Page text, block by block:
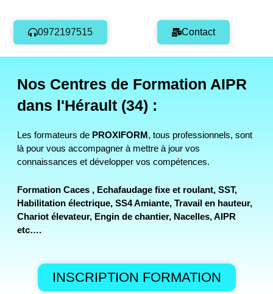
0972197515 Contact
Nos Centres de Formation AIPR
dans l'Hérault (34) :
Les formateurs de PROXIFORM, tous professionnels, sont
là pour vous accompagner à mettre à jour vos
connaissances et développer vos compétences.
Formation Caces , Echafaudage fixe et roulant, SST,
Habilitation électrique, SS4 Amiante, Travail en hauteur,
Chariot élevateur, Engin de chantier, Nacelles, AIPR
etc….
INSCRIPTION FORMATION